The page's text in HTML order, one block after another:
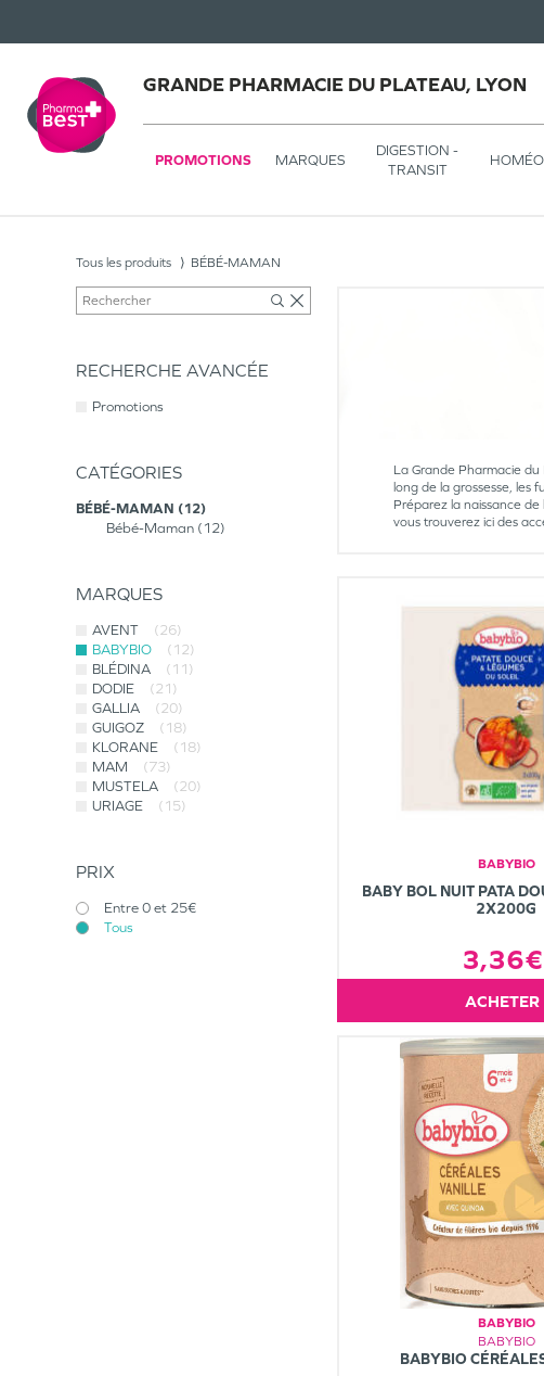
GRANDE PHARMACIE DU PLATEAU, LYON
PROMOTIONS MARQUES
DIGESTION -
TRANSIT
Tous les produits BÉBÉ-MAMAN
RECHERCHE AVANCÉE
Promotions
CATÉGORIES
BÉBÉ-MAMAN
12
Bébé-Maman
12
MARQUES
AVENT
(26)
BABYBIO
(12)
BLÉDINA
(11)
DODIE
(21)
GALLIA
(20)
GUIGOZ
(18)
KLORANE
(18)
MAM
(73)
MUSTELA
(20)
URIAGE
(15)
PRIX
Entre 0 et 25€
Tous
La Grande Pharmacie
long de la grossesse, les
Préparez la naissance
vous trouverez ici des
BABYBIO
BABY BOL NUIT PATA
2X200G
3,36€
ACHETER
BABYBIO
BABYBIO
BABYBIO